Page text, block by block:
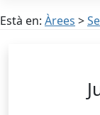
Està en: Àrees >